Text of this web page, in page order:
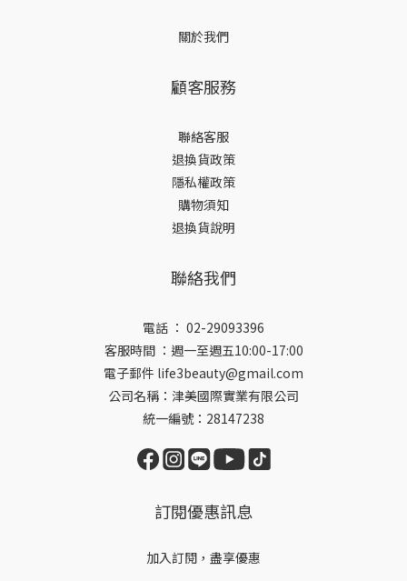
關於我們
顧客服務
聯絡客服
退換貨政策
隱私權政策
購物須知
退換貨說明
聯絡我們
電話 ： 02-29093396
客服時間 ：週一至週五10:00-17:00
電子郵件 life3beauty@gmail.com
公司名稱：津美國際實業有限公司
統一編號：28147238
訂閱優惠訊息
加入訂閱，盡享優惠